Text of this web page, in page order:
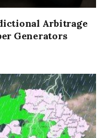
Arbitrage
Generators